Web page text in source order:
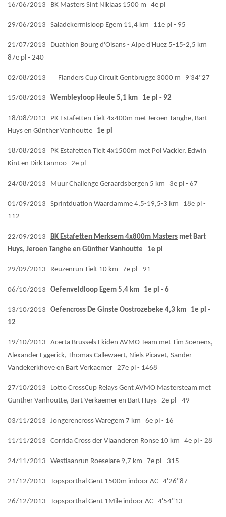
16/06/2013 BK Masters Sint Niklaas 1500 m 4e pl
29/06/2013 Saladekermisloop Egem 11,4 km 11e pl - 95
21/07/2013 Duathlon Bourg d'Oisans - Alpe d'Huez 5-15-2,5 km
87e pl - 240
02/08/2013 Flanders Cup Circuit Gentbrugge 3000 m 9'34"27
15/08/2013 Wembleyloop Heule 5,1 km 1e pl - 92
18/08/2013 PK Estafetten Tielt 4x400m met Jeroen Tanghe, Bart
Huys en Günther Vanhoutte 1e pl
18/08/2013 PK Estafetten Tielt 4x1500m met Pol Vackier, Edwin
Kint en Dirk Lannoo 2e pl
24/08/2013 Muur Challenge Geraardsbergen 5 km 3e pl - 67
01/09/2013 Sprintduatlon Waardamme 4,5-19,5-3 km 18e pl -
112
22/09/2013 BK Estafetten Merksem 4x800m Masters met Bart
Huys, Jeroen Tanghe en Günther Vanhoutte 1e pl
29/09/2013 Reuzenrun Tielt 10 km 7e pl - 91
06/10/2013 Oefenveldloop Egem 5,4 km 1e pl - 6
13/10/2013 Oefencross De Ginste Oostrozebeke 4,3 km 1e pl -
12
19/10/2013 Acerta Brussels Ekiden AVMO Team met Tim Soenens,
Alexander Eggerick, Thomas Callewaert, Niels Picavet, Sander
Vandekerkhove en Bart Verkaemer 27e pl - 1468
27/10/2013 Lotto CrossCup Relays Gent AVMO Mastersteam met
Günther Vanhoutte, Bart Verkaemer en Bart Huys 2e pl - 49
03/11/2013 Jongerencross Waregem 7 km 6e pl - 16
11/11/2013 Corrida Cross der Vlaanderen Ronse 10 km 4e pl - 28
24/11/2013 Westlaanrun Roeselare 9,7 km 7e pl - 315
21/12/2013 Topsporthal Gent 1500m indoor AC 4'26"87
26/12/2013 Topsporthal Gent 1Mile indoor AC 4'54"13